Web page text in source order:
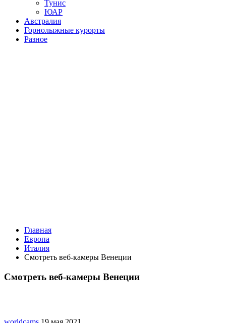
Тунис
ЮАР
Австралия
Горнолыжные курорты
Разное
Главная
Европа
Италия
Смотреть веб-камеры Венеции
Смотреть веб-камеры Венеции